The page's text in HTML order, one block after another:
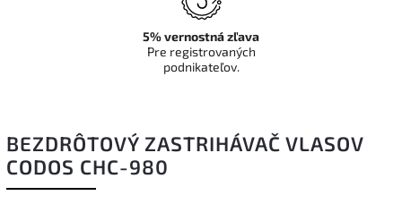
BEZDRÔTOVÝ ZASTRIHÁVAČ VLASOV
CODOS CHC-980
5% vernostná zľava
Pre registrovaných
podnikateľov.